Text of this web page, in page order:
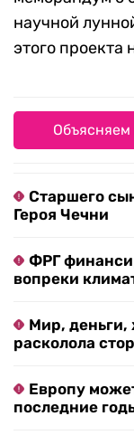
научной
этого проекта
Объясняем
Старшего
Героя Чечни
ФРГ
вопреки
Мир, деньги,
расколола
Европу
последние